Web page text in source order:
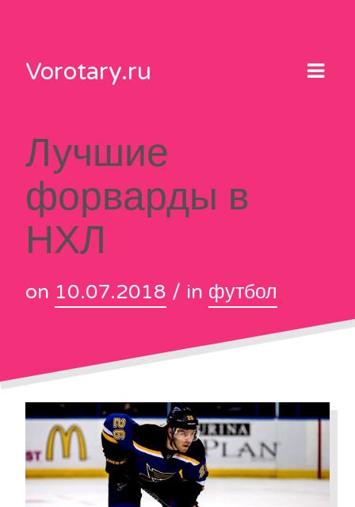
contentVorotary.ru
Лучшие
форварды в
НХЛ
on 10.07.2018 / in футбол